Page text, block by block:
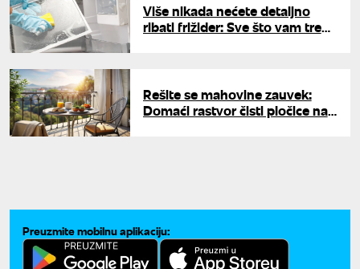
Više nikada nećete detaljno
ribati frižider: Sve što vam treba
Rešite se mahovine zauvek:
Domaći rastvor čisti pločice na
Preuzmite mobilnu aplikaciju: